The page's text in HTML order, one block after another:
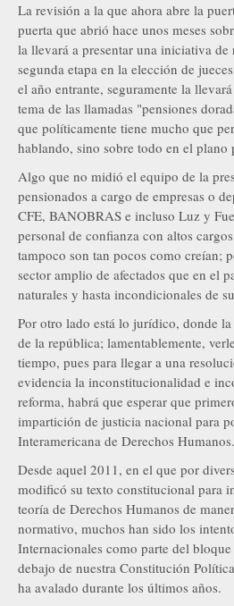
La revisión a la que ahora abre la
puerta que abrió hace unos meses
la llevará a presentar una iniciativa de
segunda etapa en la elección de
el año entrante, seguramente la
tema de las llamadas "pensiones
que políticamente tiene mucho que
hablando, sino sobre todo en el
Algo que no midió el equipo de la
pensionados a cargo de empresas o
CFE, BANOBRAS e incluso Luz y
personal de confianza con altos
tampoco son tan pocos como creían;
sector amplio de afectados que en el
naturales y hasta incondicionales de
Por otro lado está lo jurídico, donde
de la república; lamentablemente,
tiempo, pues para llegar a una
evidencia la inconstitucionalidad e
reforma, habrá que esperar que
impartición de justicia nacional para
Interamericana de Derechos Humanos.
Desde aquel 2011, en el que por
modificó su texto constitucional para
teoría de Derechos Humanos de
normativo, muchos han sido los
Internacionales como parte del
debajo de nuestra Constitución
ha avalado durante los últimos años.